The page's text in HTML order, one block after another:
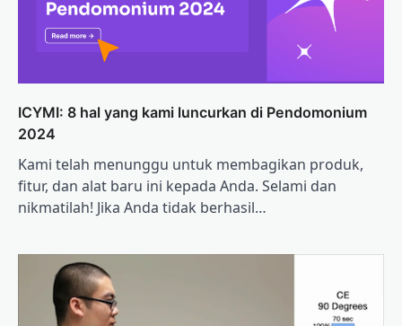
ICYMI: 8 hal yang kami luncurkan di Pendomonium
2024
Kami telah menunggu untuk membagikan produk,
fitur, dan alat baru ini kepada Anda. Selami dan
nikmatilah! Jika Anda tidak berhasil…